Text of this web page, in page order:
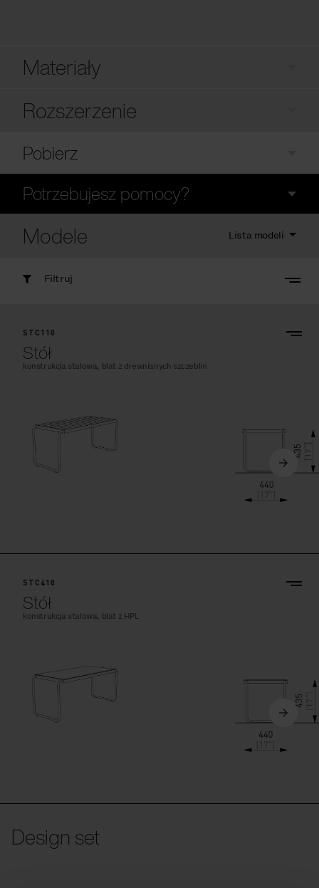
Materiały
Rozszerzenie
Pobierz
Potrzebujesz pomocy?
Modele Lista modeli
Filtruj
STC110
Stół
konstrukcja stalowa, blat z drewnianych szczeblin
STC410
Stół
konstrukcja stalowa, blat z HPL
Design set